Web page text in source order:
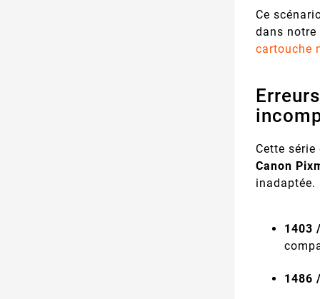
Ce
dans notre
cartouche
Cette
Canon
inadaptée.
1403
1486